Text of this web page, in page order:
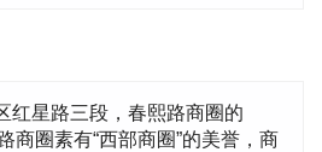
红星路三段，春熙路商圈的
商圈素有“西部商圈”的美誉，商